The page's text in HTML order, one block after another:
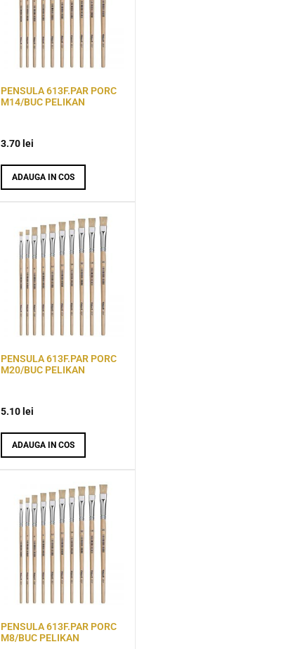
PENSULA 613F.PAR PORC
M14/BUC PELIKAN
3.70 lei
ADAUGA IN COS
PENSULA 613F.PAR PORC
M20/BUC PELIKAN
5.10 lei
ADAUGA IN COS
PENSULA 613F.PAR PORC
M8/BUC PELIKAN